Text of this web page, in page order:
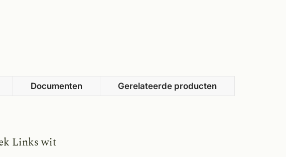
Documenten Gerelateerde producten
Links wit